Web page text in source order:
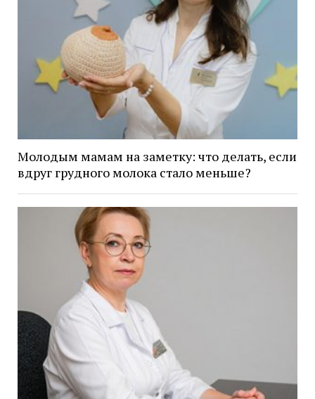
Молодым мамам на заметку: что делать, если
вдруг грудного молока стало меньше?